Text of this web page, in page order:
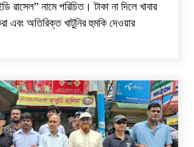
রাসেল” নামে পরিচিত। টাকা না দিলে খাবার
এবং অতিরিক্ত খাটুনির হুমকি দেওয়ার